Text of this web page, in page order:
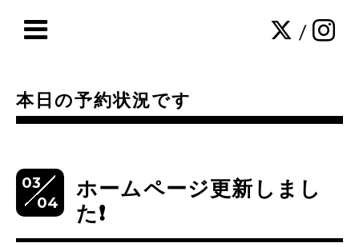
/
本日の予約状況です
03
04
ホームページ更新しまし
た❗️